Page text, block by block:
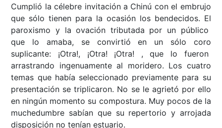
Cumplió la célebre invitación a Chinú con el embrujo
que sólo tienen para la ocasión los bendecidos. El
paroxismo y la ovación tributada por un público
que lo amaba, se convirtió en un sólo coro
suplicante: ¡Otra!, ¡Otra! ¡Otra! , que lo fueron
arrastrando ingenuamente al moridero. Los cuatro
temas que había seleccionado previamente para su
presentación se triplicaron. No se le agrietó por ello
en ningún momento su compostura. Muy pocos de la
muchedumbre sabían que su repertorio y arrojada
disposición no tenían estuario.